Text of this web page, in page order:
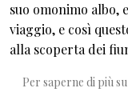
suo omonimo albo,
viaggio, e così
alla scoperta dei
Per saperne di più su